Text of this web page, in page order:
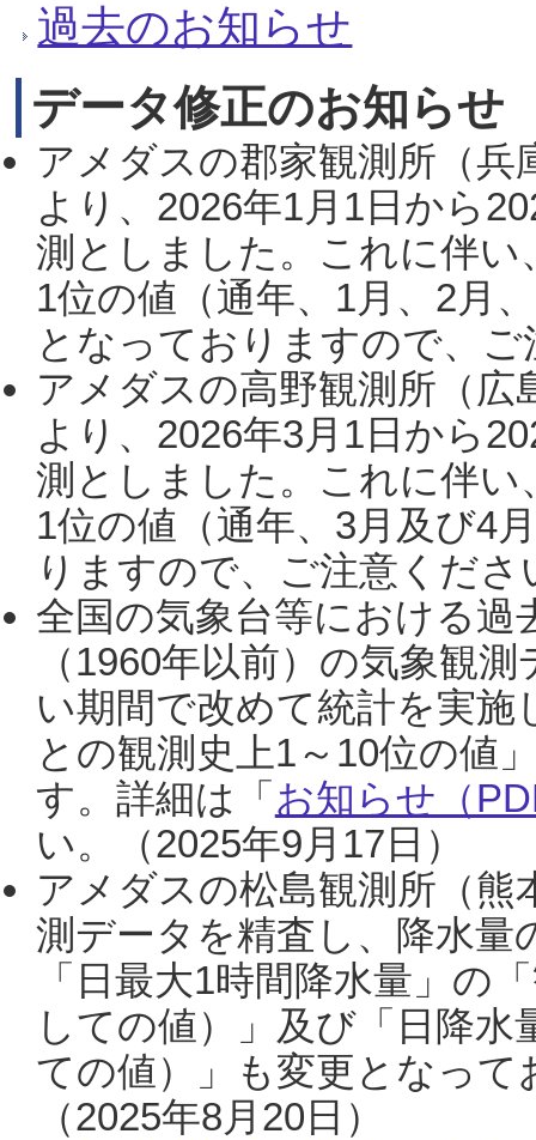
過去のお知らせ
データ修正のお知らせ
アメダスの郡家観測所（
より、2026年1月1日から
測としました。これに伴い
1位の値（通年、1月、2月
となっておりますので、
アメダスの高野観測所（
より、2026年3月1日から
測としました。これに伴い
1位の値（通年、3月及び4
りますので、ご注意くだ
全国の気象台等における過
（1960年以前）の気象観
い期間で改めて統計を実
との観測史上1～10位の値
す。詳細は「 お知らせ（
い。（2025年9月17日）
アメダスの松島観測所（熊
測データを精査し、降水
「日最大1時間降水量」の
しての値）」及び「日降
ての値）」も変更となっ
（2025年8月20日）